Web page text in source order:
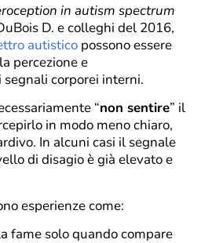
in autism spectrum
D. e colleghi del 2016,
autistico possono essere
percezione e
corporei interni.
“non sentire” il
in modo meno chiaro,
In alcuni casi il segnale
di disagio è già elevato e
esperienze come:
fame solo quando compare